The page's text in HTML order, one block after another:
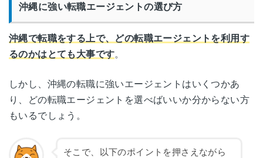
沖縄に強い転職エージェントの選び方
沖縄で転職をする上で、どの転職エージェントを利用す
るのかはとても大事です。
しかし、沖縄の転職に強いエージェントはいくつかあ
り、どの転職エージェントを選べばいいか分からない方
もいるでしょう。
そこで、以下のポイントを押さえながら